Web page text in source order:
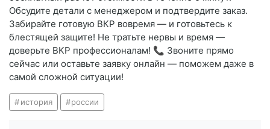
Обсудите детали с менеджером и подтвердите заказ.
Забирайте готовую ВКР вовремя — и готовьтесь к
блестящей защите! Не тратьте нервы и время —
доверьте ВКР профессионалам! 📞 Звоните прямо
сейчас или оставьте заявку онлайн — поможем даже в
самой сложной ситуации!
история россии